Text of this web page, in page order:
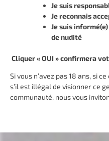
Je suis
Je reconnais
Je suis
de nudité
Cliquer « OUI » confirmera
Si vous n’avez pas 18 ans, si
s’il est illégal de visionner ce
communauté, nous vous